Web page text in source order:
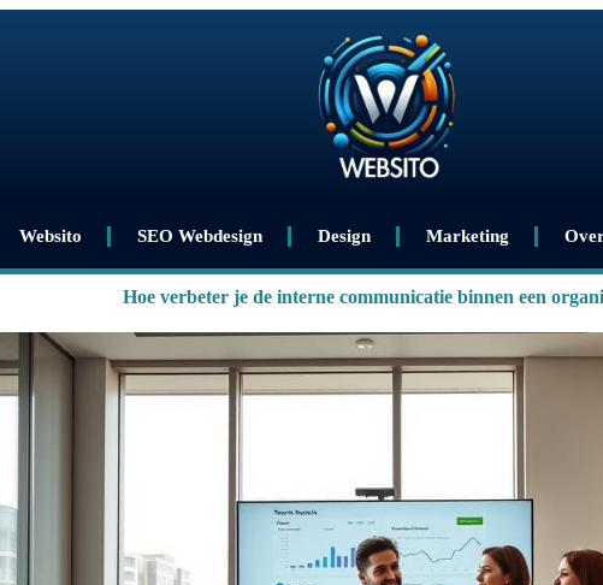
Websito SEO Webdesign Design Marketing
Hoe verbeter je de interne communicatie binnen een